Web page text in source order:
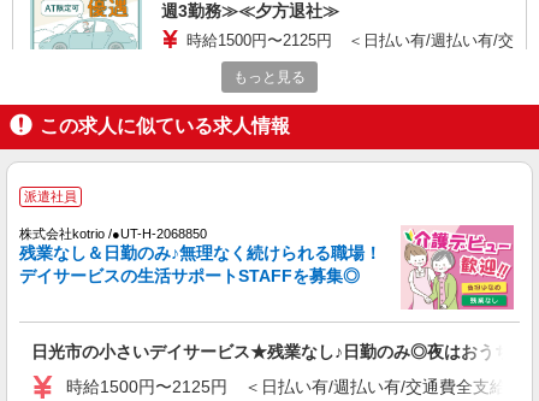
週3勤務≫≪夕方退社≫
時給1500円〜2125円 ＜日払い有/週払い有/交
通費全支給(ガソリン代含む)＞
日光市内
キープ 詳細を見る
派遣社員
株式会社kotrio /●UT-H-2009853
毎日通うのが楽しみになる＊ホテルのような美
しいサ高住のSTAFF
時給1500円〜2125円 ＜日払い有/週払い有/交
通費全支給(ガソリン代含む)＞
日光市内
もっと見る
この求人に似ている求人情報
派遣社員
株式会社kotrio /●UT-H-2068850
残業なし＆日勤のみ♪無理なく続けられる職場！
デイサービスの生活サポートSTAFFを募集◎
日光市の小さいデイサービス★残業なし♪日勤のみ◎夜はおうち時
時給1500円〜2125円 ＜日払い有/週払い有/交通費全支給(ガ